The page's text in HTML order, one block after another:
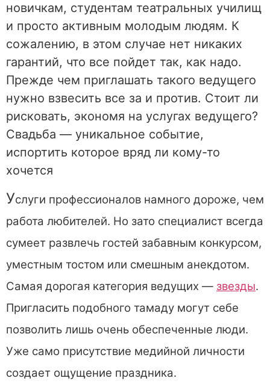
новичкам, студентам театральных училищ
и просто активным молодым людям. К
сожалению, в этом случае нет никаких
гарантий, что все пойдет так, как надо.
Прежде чем приглашать такого ведущего
нужно взвесить все за и против. Стоит ли
рисковать, экономя на услугах ведущего?
Свадьба — уникальное событие,
испортить которое вряд ли кому-то
хочется
Услуги профессионалов намного дороже, чем
работа любителей. Но зато специалист всегда
сумеет развлечь гостей забавным конкурсом,
уместным тостом или смешным анекдотом.
Самая дорогая категория ведущих — звезды.
Пригласить подобного тамаду могут себе
позволить лишь очень обеспеченные люди.
Уже само присутствие медийной личности
создает ощущение праздника.